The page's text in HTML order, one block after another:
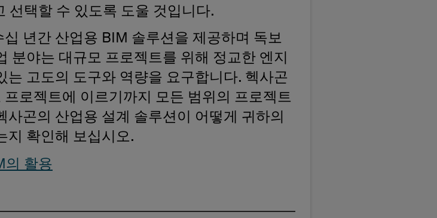
선택할 수 있도록 도울 것입니다.
년간 산업용 BIM 솔루션을 제공하며 독보
분야는 대규모 프로젝트를 위해 정교한 엔지
는 고도의 도구와 역량을 요구합니다. 헥사곤
로젝트에 이르기까지 모든 범위의 프로젝트
곤의 산업용 설계 솔루션이 어떻게 귀하의
지 확인해 보십시오.
의 활용